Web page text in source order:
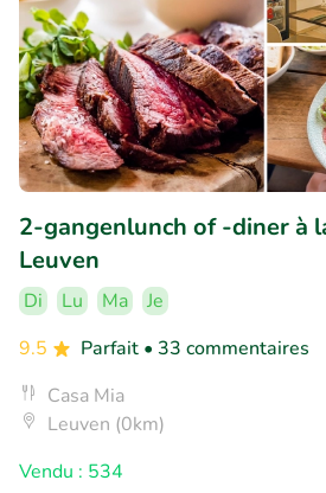
2-gangenlunch of -diner à
Leuven
Di Lu Ma
Je
9.5
Parfait • 33 commentaires
Casa Mia
Leuven (0km)
Vendu : 534